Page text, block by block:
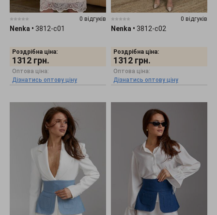
0 відгуків
Nenka • 3812-c01
Роздрібна ціна:
1312 грн.
Оптова ціна:
Дізнатись оптову ціну
0 відгуків
Nenka • 3812-c02
Роздрібна ціна:
1312 грн.
Оптова ціна:
Дізнатись оптову ціну